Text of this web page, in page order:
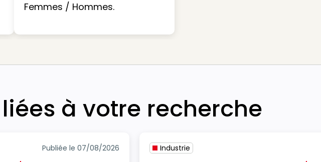
Femmes / Hommes.
à votre recherche
Publiée le 07/08/2026 Industrie